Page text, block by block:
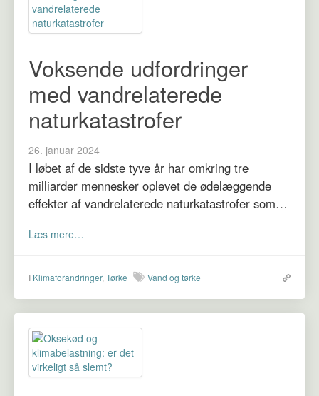
Voksende udfordringer
med vandrelaterede
naturkatastrofer
26. januar 2024
I løbet af de sidste tyve år har omkring tre
milliarder mennesker oplevet de ødelæggende
effekter af vandrelaterede naturkatastrofer som…
Læs mere…
I Klimaforandringer, Tørke Vand og tørke